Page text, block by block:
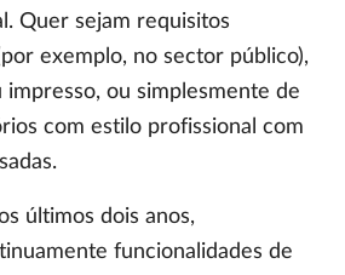
Quer sejam requisitos
exemplo, no sector público),
impresso, ou simplesmente de
com estilo profissional com
últimos dois anos,
funcionalidades de